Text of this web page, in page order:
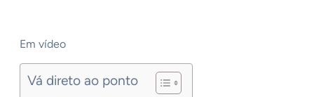
Em vídeo
Vá direto ao ponto